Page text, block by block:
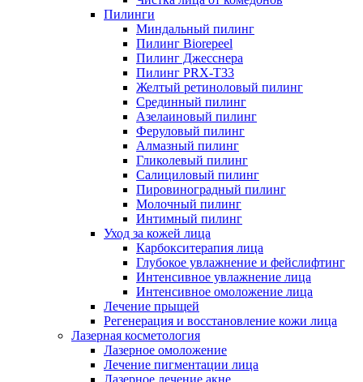
Пилинги
Миндальный пилинг
Пилинг Biorepeel
Пилинг Джесснера
Пилинг PRX-T33
Желтый ретиноловый пилинг
Срединный пилинг
Азелаиновый пилинг
Феруловый пилинг
Алмазный пилинг
Гликолевый пилинг
Салициловый пилинг
Пировиноградный пилинг
Молочный пилинг
Интимный пилинг
Уход за кожей лица
Карбокситерапия лица
Глубокое увлажнение и фейслифтинг
Интенсивное увлажнение лица
Интенсивное омоложение лица
Лечение прыщей
Регенерация и восстановление кожи лица
Лазерная косметология
Лазерное омоложение
Лечение пигментации лица
Лазерное лечение акне